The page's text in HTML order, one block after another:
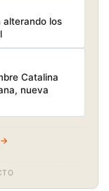
alterando los
Catalina
nueva
→